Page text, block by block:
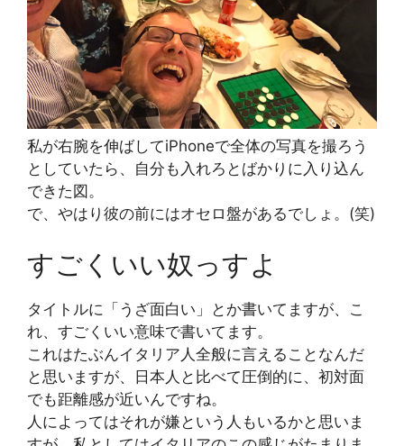
私が右腕を伸ばしてiPhoneで全体の写真を撮ろう
としていたら、自分も入れろとばかりに入り込ん
できた図。
で、やはり彼の前にはオセロ盤があるでしょ。(笑)
すごくいい奴っすよ
タイトルに「うざ面白い」とか書いてますが、こ
れ、すごくいい意味で書いてます。
これはたぶんイタリア人全般に言えることなんだ
と思いますが、日本人と比べて圧倒的に、初対面
でも距離感が近いんですね。
人によってはそれが嫌という人もいるかと思いま